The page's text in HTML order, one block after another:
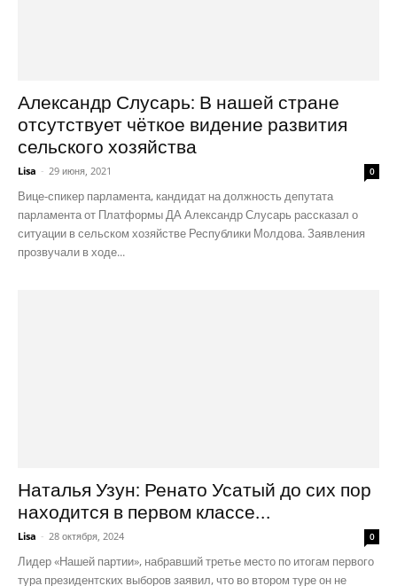
Александр Слусарь: В нашей стране
отсутствует чёткое видение развития
сельского хозяйства
Lisa - 29 июня, 2021 0
Вице-спикер парламента, кандидат на должность депутата
парламента от Платформы ДА Александр Слусарь рассказал о
ситуации в сельском хозяйстве Республики Молдова. Заявления
прозвучали в ходе...
Наталья Узун: Ренато Усатый до сих пор
находится в первом классе...
Lisa - 28 октября, 2024 0
Лидер «Нашей партии», набравший третье место по итогам первого
тура президентских выборов заявил, что во втором туре он не